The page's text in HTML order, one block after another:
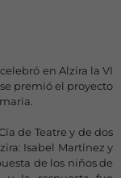
en Alzira la VI
premió el proyecto
de Teatre y de dos
Isabel Martínez y
de los niños de